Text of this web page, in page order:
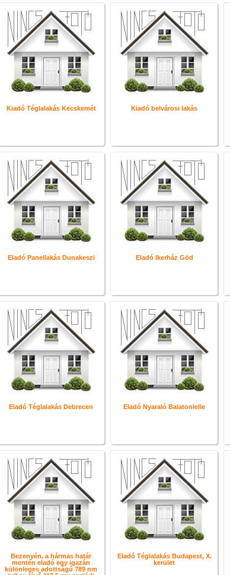
Kiadó Téglalakás Kecskemét Kiadó belvárosi lakás
Eladó Panellakás Dunakeszi Eladó Ikerház Göd
Eladó Téglalakás Debrecen Eladó Nyaraló Balatonlelle
Bezenyén, a hármas határ
mentén eladó egy igazán
különleges adottságú 789 nm
Eladó Téglalakás Budapest, X.
kerület